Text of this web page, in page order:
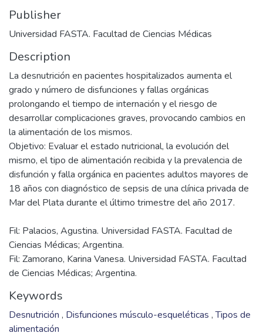
Publisher
Universidad FASTA. Facultad de Ciencias Médicas
Description
La desnutrición en pacientes hospitalizados aumenta el
grado y número de disfunciones y fallas orgánicas
prolongando el tiempo de internación y el riesgo de
desarrollar complicaciones graves, provocando cambios en
la alimentación de los mismos.
Objetivo: Evaluar el estado nutricional, la evolución del
mismo, el tipo de alimentación recibida y la prevalencia de
disfunción y falla orgánica en pacientes adultos mayores de
18 años con diagnóstico de sepsis de una clínica privada de
Fil: Palacios, Agustina. Universidad FASTA. Facultad de
Ciencias Médicas; Argentina.
Fil: Zamorano, Karina Vanesa. Universidad FASTA. Facultad
de Ciencias Médicas; Argentina.
Keywords
Desnutrición , Disfunciones músculo-esqueléticas ,Tipos de
alimentación